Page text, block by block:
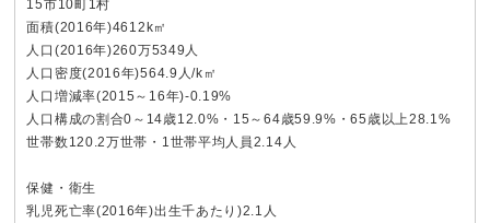
15市10町1村
面積(2016年)4612k㎡
人口(2016年)260万5349人
人口密度(2016年)564.9人/k㎡
人口増減率(2015～16年)-0.19%
人口構成の割合0～14歳12.0%・15～64歳59.9%・65歳以上28.1%
世帯数120.2万世帯・1世帯平均人員2.14人
保健・衛生
乳児死亡率(2016年)出生千あたり)2.1人